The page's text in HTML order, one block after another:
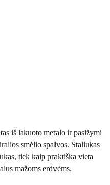
iš lakuoto metalo ir pasižymi
smėlio spalvos. Staliukas
tiek kaip praktiška vieta
mažoms erdvėms.